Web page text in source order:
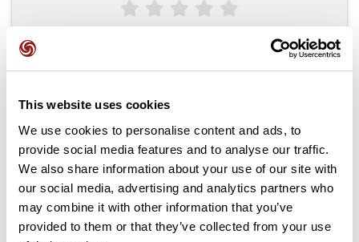
This website uses cookies
We use cookies to personalise content and ads, to
provide social media features and to analyse our traffic.
We also share information about your use of our site with
our social media, advertising and analytics partners who
may combine it with other information that you’ve
provided to them or that they’ve collected from your use
Cols le long du parcours
20 km Col des Quatre Chemins 329 m
25 km Col d'Eze 507 m